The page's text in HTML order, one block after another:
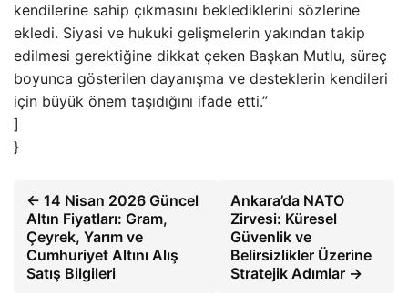
kendilerine sahip çıkmasını beklediklerini sözlerine
ekledi. Siyasi ve hukuki gelişmelerin yakından takip
edilmesi gerektiğine dikkat çeken Başkan Mutlu, süreç
boyunca gösterilen dayanışma ve desteklerin kendileri
için büyük önem taşıdığını ifade etti.”
]
}
← 14 Nisan 2026 Güncel
Altın Fiyatları: Gram,
Çeyrek, Yarım ve
Cumhuriyet Altını Alış
Satış Bilgileri
Ankara’da NATO
Zirvesi: Küresel
Güvenlik ve
Belirsizlikler Üzerine
Stratejik Adımlar →